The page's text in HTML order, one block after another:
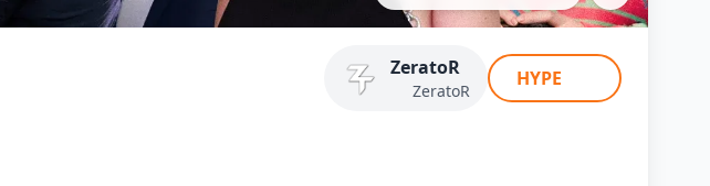
#8 ZeratoR
ZeratoR
HYPE